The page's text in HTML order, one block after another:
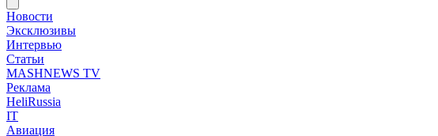
Новости
Эксклюзивы
Интервью
Статьи
MASHNEWS TV
Реклама
HeliRussia
IT
Авиация